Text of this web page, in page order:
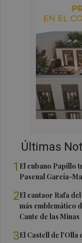
Últimas
1 El cubano Papillo
Pascual García-
2El cantaor Rafa
más emblemático
Cante de las Minas
3El Castell de l'Olla